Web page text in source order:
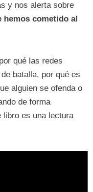
y nos alerta sobre
hemos cometido al
qué las redes
batalla, por qué es
alguien se ofenda o
de forma
libro es una lectura